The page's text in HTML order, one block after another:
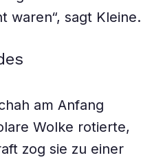
waren“, sagt Kleine.
am Anfang
Wolke rotierte,
zog sie zu einer